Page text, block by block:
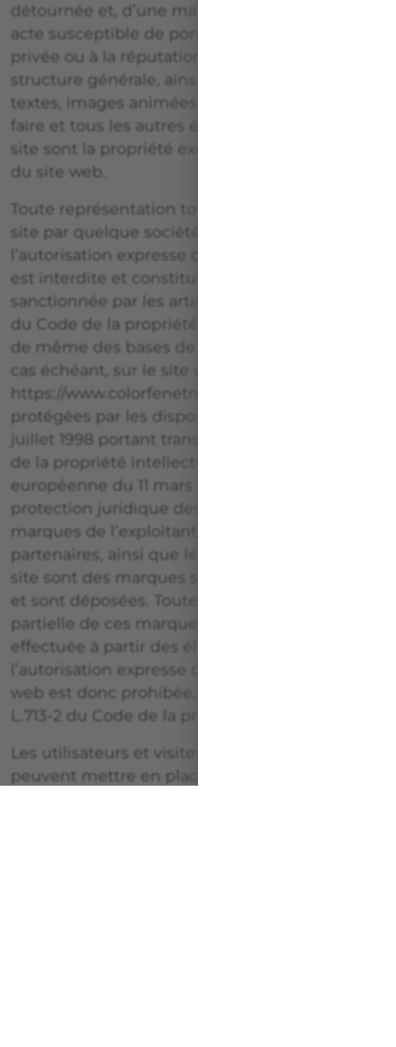
détournée et, d’une manière générale, de tout
acte susceptible de porter atteinte à la vie
privée ou à la réputation des personnes. La
structure générale, ainsi que les logiciels,
textes, images animées ou non, sons, savoir-
faire et tous les autres éléments composant le
site sont la propriété exclusive de l’exploitant
du site web.
Toute représentation totale ou partielle de ce
site par quelque société que ce soit, sans
l’autorisation expresse de l’exploitant du site,
est interdite et constituerait une contrefaçon
sanctionnée par les articles L.335-2 et suivants
du Code de la propriété intellectuelle. Il est en
de même des bases de données figurant, le
cas échéant, sur le site web «
https://www.colorfenetre.fr », qui sont
protégées par les dispositions de la loi du 1er
juillet 1998 portant transposition dans le Code
de la propriété intellectuelle de la directive
européenne du 11 mars 1996 relative à la
protection juridique des bases de données. Les
marques de l’exploitant du site web et de ses
partenaires, ainsi que les logos figurant sur le
site sont des marques semi-figuratives ou non
et sont déposées. Toute reproduction totale ou
partielle de ces marques ou de ces logos
effectuée à partir des éléments du site sans
l’autorisation expresse de l’exploitant du site
web est donc prohibée, au sens de l’article
L.713-2 du Code de la propriété intellectuelle.
Les utilisateurs et visiteurs du site web ne
peuvent mettre en place un hyperlien en